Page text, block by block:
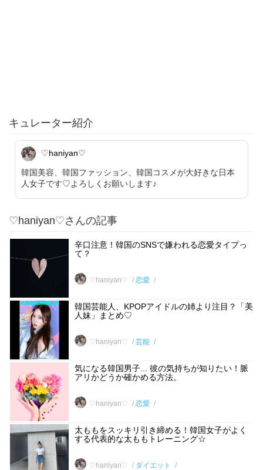
キュレーター紹介
♡haniyan♡
韓国美容、韓国ファッション、韓国コスメが大好きな日本
人女子です♡よろしくお願いします♪
♡haniyan♡さんの記事
辛口注意！韓国のSNSで嫌われる恋愛タイプっ
て？
♡haniyan♡ 恋愛
韓国芸能人、KPOPアイドルの姉より注目？「美
人妹」まとめ♡
♡haniyan♡ 芸能
気になる韓国男子... 彼の気持ちが知りたい！脈
アリかどうか確かめる方法。
♡haniyan♡ 恋愛
太ももをスッキリ引き締める！韓国女子がよく
する代表的な太ももトレーニング☆
♡haniyan♡ ダイエット